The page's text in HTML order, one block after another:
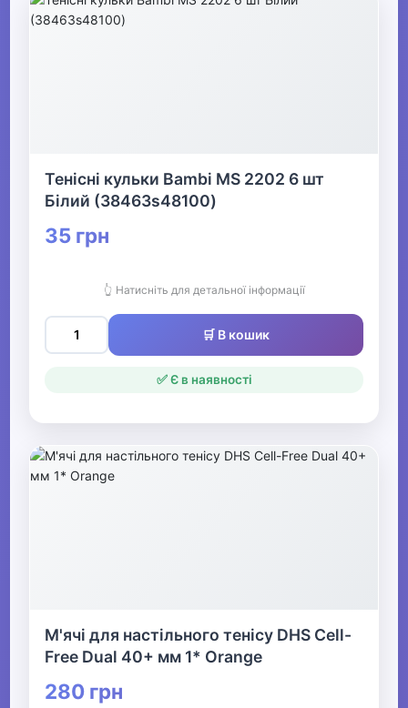
Тенісні кульки Bambi MS 2202 6 шт
Білий (38463s48100)
35 грн
👆 Натисніть для детальної інформації
🛒 В кошик
✅ Є в наявності
М'ячі для настільного тенісу DHS Cell-
Free Dual 40+ мм 1* Orange
280 грн